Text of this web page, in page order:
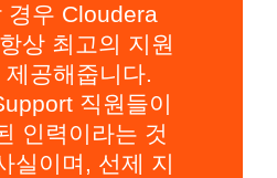
경우 Cloudera
상 최고의 지원
공해줍니다.
직원들이
인력이라는 것
실이며, 선제 지